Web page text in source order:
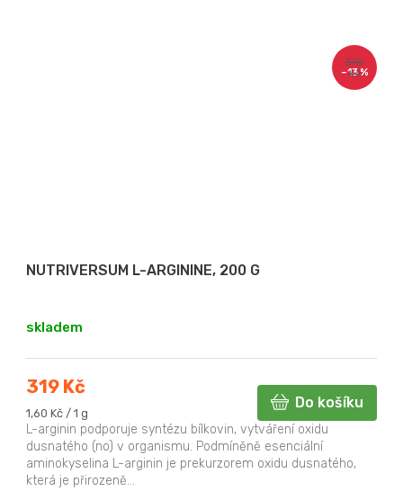
370
Kč
–13 %
NUTRIVERSUM L-ARGININE, 200 G
skladem
319 Kč
Měrná
cena:
1,60 Kč / 1 g
Do košíku
L-arginin podporuje syntézu bílkovin, vytváření oxidu
dusnatého (no) v organismu. Podmíněně esenciální
aminokyselina L-arginin je prekurzorem oxidu dusnatého,
která je přirozeně...